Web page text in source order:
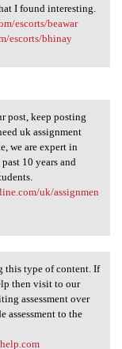
I found interesting.
escorts/beawar
escorts/bhinay
your
post, keep posting
uk assignment
we are expert in
10 years and
uk/assignmen
this type of content. If
then visit to our
assessment over
assessment to the